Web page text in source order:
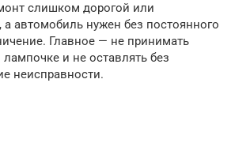
слишком дорогой или
автомобиль нужен без постоянного
Главное — не принимать
и не оставлять без
неисправности.